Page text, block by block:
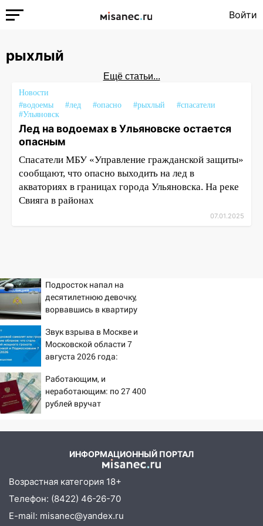
Войти
рыхлый
Ещё статьи...
Новости
#водоемы
#лед #опасно #рыхлый
#спасатели
#Ульяновск
Лед на водоемах в Ульяновске остается
опасным
Спасатели МБУ «Управление гражданской защиты»
сообщают, что опасно выходить на лед в
акваториях в границах города Ульяновска. На реке
Свияга в районах
07.01.2025
Подросток напал на
десятилетнюю девочку,
ворвавшись в квартиру
Звук взрыва в Москве и
Московской области 7
августа 2026 года:
откуда был громкий
хлопок
Работающим, и
неработающим: по 27 400
рублей вручат
ИНФОРМАЦИОННЫЙ ПОРТАЛ
Возрастная категория 18+
Телефон: (8422) 46-26-70
E-mail: misanec@yandex.ru